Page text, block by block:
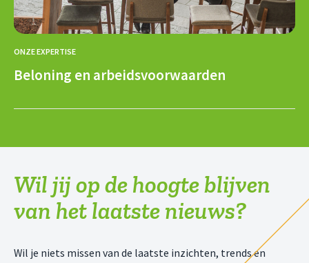
ONZE EXPERTISE
Beloning en arbeidsvoorwaarden
Wil jij op de hoogte blijven
van het laatste nieuws?
Wil je niets missen van de laatste inzichten, trends en